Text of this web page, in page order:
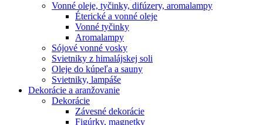
Vonné oleje, tyčinky, difúzery, aromalampy
Éterické a vonné oleje
Vonné tyčinky
Aromalampy
Sójové vonné vosky
Svietniky z himalájskej soli
Oleje do kúpeľa a sauny
Svietniky, lampáše
Dekorácie a aranžovanie
Dekorácie
Závesné dekorácie
Figúrky, magnetky